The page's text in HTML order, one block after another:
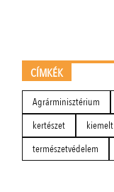
CÍMKÉK
Agrárminisztérium
kertészet
kiemelt
természetvédelem